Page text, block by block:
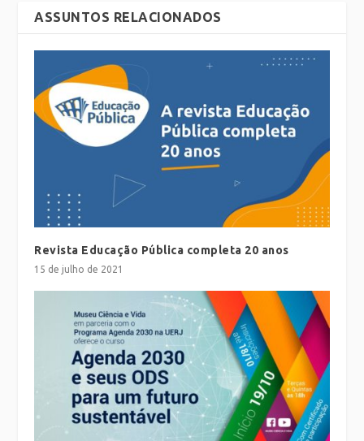
ASSUNTOS RELACIONADOS
Revista Educação Pública completa 20 anos
15 de julho de 2021